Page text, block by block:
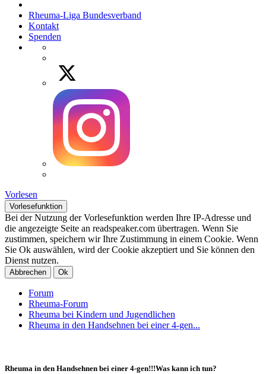
Rheuma-Liga Bundesverband
Kontakt
Spenden
Vorlesen
Vorlesefunktion
Bei der Nutzung der Vorlesefunktion werden Ihre IP-Adresse und
die angezeigte Seite an readspeaker.com übertragen. Wenn Sie
zustimmen, speichern wir Ihre Zustimmung in einem Cookie. Wenn
Sie Ok auswählen, wird der Cookie akzeptiert und Sie können den
Dienst nutzen.
Abbrechen Ok
Forum
Rheuma-Forum
Rheuma bei Kindern und Jugendlichen
Rheuma in den Handsehnen bei einer 4-gen...
Rheuma in den Handsehnen bei einer 4-gen!!!Was kann ich tun?